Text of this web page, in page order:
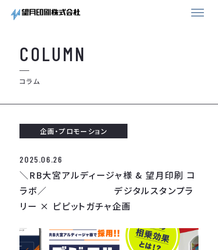
COLUMN
コラム
企画・プロモーション
2025.06.26
＼RB大宮アルディージャ様 & 望月印刷 コ
ラボ／ デジタルスタンプラ
リー × ピピットガチャ企画